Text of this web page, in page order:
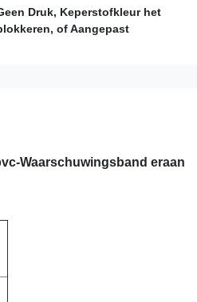
Druk, Keperstofkleur het
of Aangepast
Waarschuwingsband eraan